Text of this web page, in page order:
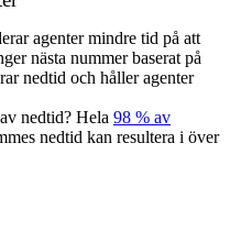
agenter mindre tid på att
nästa nummer baserat på
nedtid och håller agenter
nedtid? Hela 98 % av
nedtid kan resultera i över